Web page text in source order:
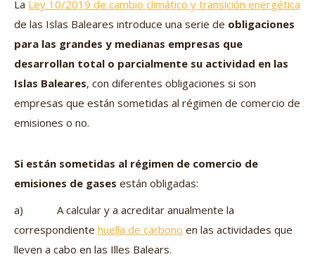
La Ley 10/2019 de cambio climático y transición energética
de las Islas Baleares introduce una serie de obligaciones
para las grandes y medianas empresas que
desarrollan total o parcialmente su actividad en las
Islas Baleares, con diferentes obligaciones si son
empresas que están sometidas al régimen de comercio de
emisiones o no.
Si están sometidas al régimen de comercio de
emisiones de gases están obligadas:
a) A calcular y a acreditar anualmente la
correspondiente huella de carbono en las actividades que
lleven a cabo en las Illes Balears.